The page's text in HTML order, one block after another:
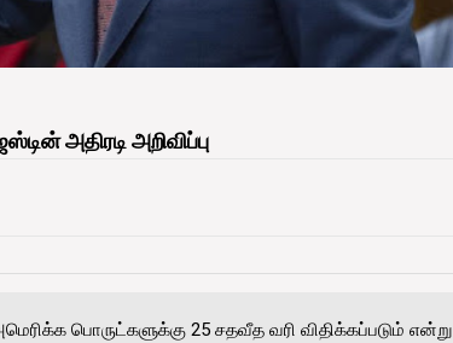
அதிரடி அறிவிப்பு
பொருட்களுக்கு 25 சதவீத வரி விதிக்கப்படும் என்று